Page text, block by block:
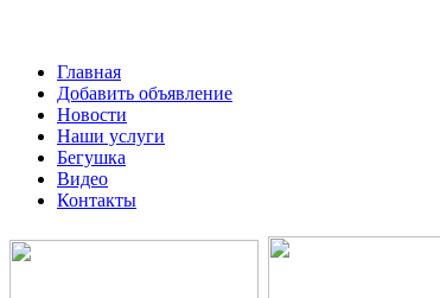
Главная
Добавить объявление
Новости
Наши услуги
Бегушка
Видео
Контакты